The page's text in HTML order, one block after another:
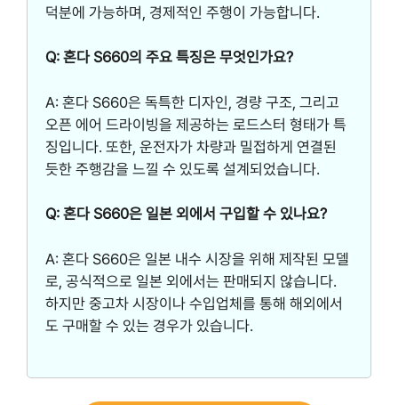
덕분에 가능하며, 경제적인 주행이 가능합니다.
Q: 혼다 S660의 주요 특징은 무엇인가요?
A: 혼다 S660은 독특한 디자인, 경량 구조, 그리고
오픈 에어 드라이빙을 제공하는 로드스터 형태가 특
징입니다. 또한, 운전자가 차량과 밀접하게 연결된
듯한 주행감을 느낄 수 있도록 설계되었습니다.
Q: 혼다 S660은 일본 외에서 구입할 수 있나요?
A: 혼다 S660은 일본 내수 시장을 위해 제작된 모델
로, 공식적으로 일본 외에서는 판매되지 않습니다.
하지만 중고차 시장이나 수입업체를 통해 해외에서
도 구매할 수 있는 경우가 있습니다.